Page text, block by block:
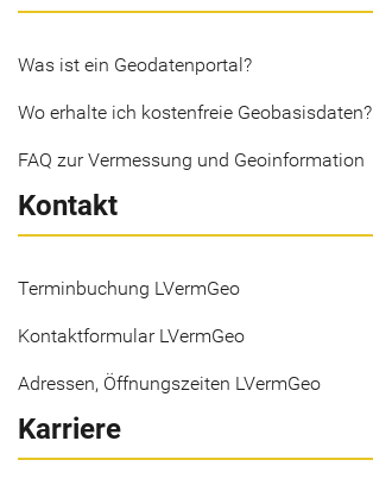
Was ist ein Geodatenportal?
Wo erhalte ich kostenfreie Geobasisdaten?
FAQ zur Vermessung und Geoinformation
Kontakt
Terminbuchung LVermGeo
Kontaktformular LVermGeo
Adressen, Öffnungszeiten LVermGeo
Karriere